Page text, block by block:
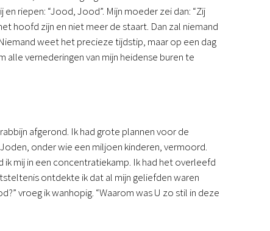
riepen: “Jood, Jood”. Mijn moeder zei dan: “Zij
hoofd zijn en niet meer de staart. Dan zal niemand
weet het precieze tijdstip, maar op een dag
alle vernederingen van mijn heidense buren te
afgerond. Ik had grote plannen voor de
onder wie een miljoen kinderen, vermoord.
ik mij in een concentratiekamp. Ik had het overleefd
ontdekte ik dat al mijn geliefden waren
vroeg ik wanhopig. “Waarom was U zo stil in deze
Podcast
Magazine
Digitale nieuwsbrief
Agenda
Over ons
Onze visie
Geschiedenis
Actueel
ANBI